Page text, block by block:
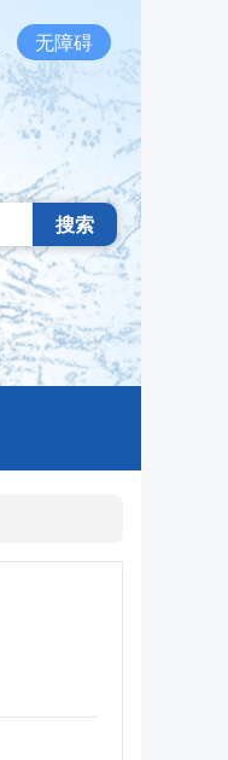
无障碍
搜索